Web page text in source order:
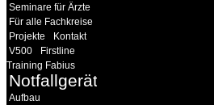
Seminare für Ärzte
Für alle Fachkreise
Projekte
Kontakt
V500
Firstline
Training Fabius
Notfallgeräte
Aufbau